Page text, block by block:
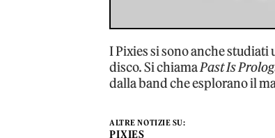
I Pixies si sono anche studiati
disco. Si chiamaPast Is
dalla band che esplorano il
ALTRE NOTIZIE SU:
PIXIES